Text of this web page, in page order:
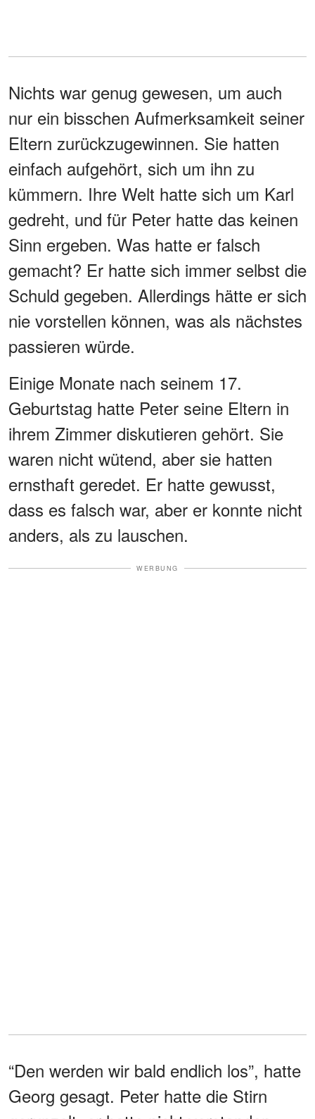
Nichts war genug gewesen, um auch
nur ein bisschen Aufmerksamkeit seiner
Eltern zurückzugewinnen. Sie hatten
einfach aufgehört, sich um ihn zu
kümmern. Ihre Welt hatte sich um Karl
gedreht, und für Peter hatte das keinen
Sinn ergeben. Was hatte er falsch
gemacht? Er hatte sich immer selbst die
Schuld gegeben. Allerdings hätte er sich
nie vorstellen können, was als nächstes
passieren würde.
Einige Monate nach seinem 17.
Geburtstag hatte Peter seine Eltern in
ihrem Zimmer diskutieren gehört. Sie
waren nicht wütend, aber sie hatten
ernsthaft geredet. Er hatte gewusst,
dass es falsch war, aber er konnte nicht
anders, als zu lauschen.
WERBUNG
“Den werden wir bald endlich los”, hatte
Georg gesagt. Peter hatte die Stirn